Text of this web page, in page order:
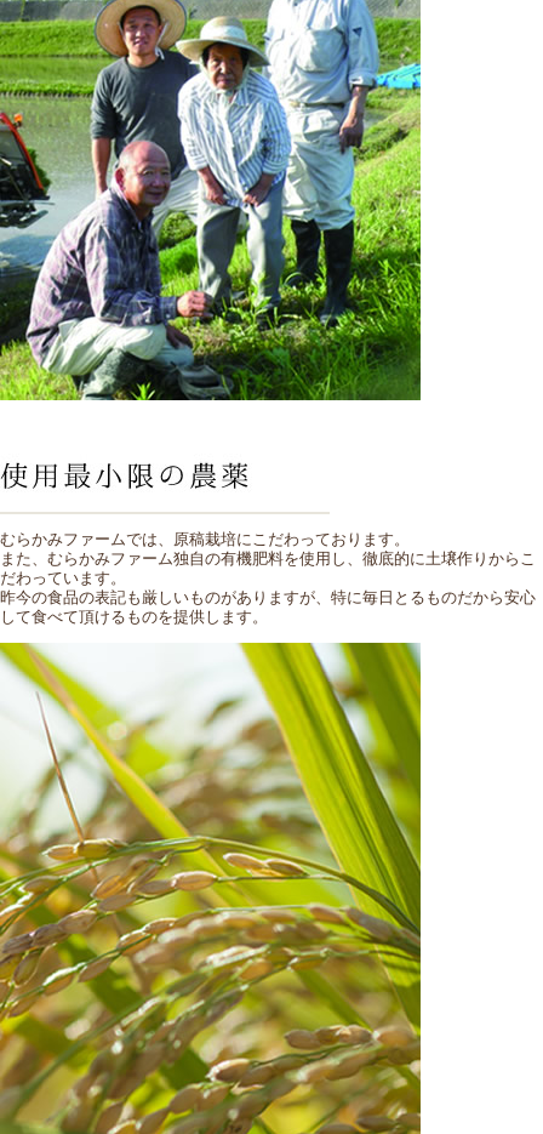
むらかみファームでは、原稿栽培にこだわっております。
また、むらかみファーム独自の有機肥料を使用し、徹底的に土壌作りからこ
だわっています。
昨今の食品の表記も厳しいものがありますが、特に毎日とるものだから安心
して食べて頂けるものを提供します。